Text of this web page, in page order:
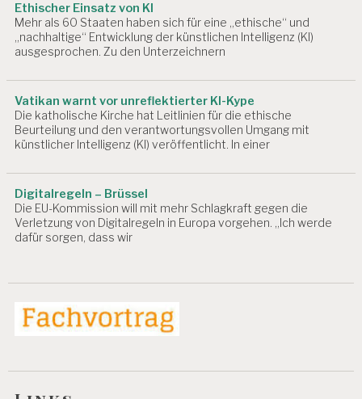
S
F
H
K
EI
T
B
EI
T
S
D
I
Ethischer Einsatz von KI
Mehr als 60 Staaten haben sich für eine „ethische“ und
„nachhaltige“ Entwicklung der künstlichen Intelligenz (KI)
ausgesprochen. Zu den Unterzeichnern
Vatikan warnt vor unreflektierter KI-Kype
Die katholische Kirche hat Leitlinien für die ethische
Beurteilung und den verantwortungsvollen Umgang mit
künstlicher Intelligenz (KI) veröffentlicht. In einer
Digitalregeln – Brüssel
Die EU-Kommission will mit mehr Schlagkraft gegen die
Verletzung von Digitalregeln in Europa vorgehen. „Ich werde
dafür sorgen, dass wir